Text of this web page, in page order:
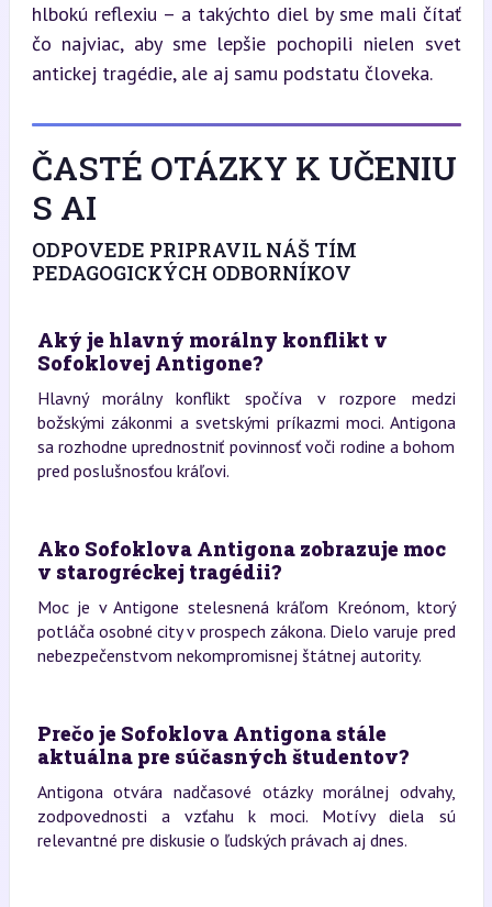
hlbokú reflexiu – a takýchto diel by sme mali čítať
čo najviac, aby sme lepšie pochopili nielen svet
antickej tragédie, ale aj samu podstatu človeka.
ČASTÉ OTÁZKY K UČENIU
S AI
ODPOVEDE PRIPRAVIL NÁŠ TÍM
PEDAGOGICKÝCH ODBORNÍKOV
Aký je hlavný morálny konflikt v
Sofoklovej Antigone?
Hlavný morálny konflikt spočíva v rozpore medzi
božskými zákonmi a svetskými príkazmi moci. Antigona
sa rozhodne uprednostniť povinnosť voči rodine a bohom
pred poslušnosťou kráľovi.
Ako Sofoklova Antigona zobrazuje moc
v starogréckej tragédii?
Moc je v Antigone stelesnená kráľom Kreónom, ktorý
potláča osobné city v prospech zákona. Dielo varuje pred
nebezpečenstvom nekompromisnej štátnej autority.
Prečo je Sofoklova Antigona stále
aktuálna pre súčasných študentov?
Antigona otvára nadčasové otázky morálnej odvahy,
zodpovednosti a vzťahu k moci. Motívy diela sú
relevantné pre diskusie o ľudských právach aj dnes.